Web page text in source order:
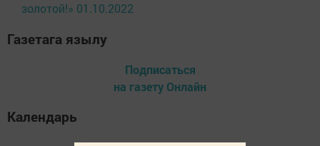
золотой!» 01.10.2022
Газетага язылу
Подписаться
на газету Онлайн
Календарь